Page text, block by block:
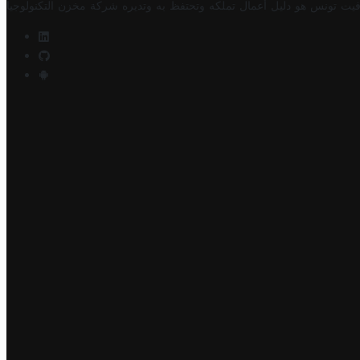
تونس هو دليل أعمال تملكه وتحتفظ به وتديره شركة مخزن التكنولوجيا